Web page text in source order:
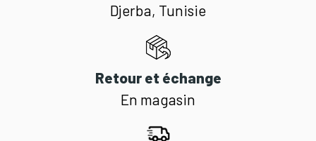
Djerba, Tunisie
Retour et échange
En magasin